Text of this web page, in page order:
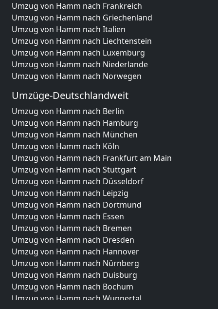
Umzug von Hamm nach Frankreich
Umzug von Hamm nach Griechenland
Umzug von Hamm nach Italien
Umzug von Hamm nach Liechtenstein
Umzug von Hamm nach Luxemburg
Umzug von Hamm nach Niederlande
Umzug von Hamm nach Norwegen
Umzüge-Deutschlandweit
Umzug von Hamm nach Berlin
Umzug von Hamm nach Hamburg
Umzug von Hamm nach München
Umzug von Hamm nach Köln
Umzug von Hamm nach Frankfurt am Main
Umzug von Hamm nach Stuttgart
Umzug von Hamm nach Düsseldorf
Umzug von Hamm nach Leipzig
Umzug von Hamm nach Dortmund
Umzug von Hamm nach Essen
Umzug von Hamm nach Bremen
Umzug von Hamm nach Dresden
Umzug von Hamm nach Hannover
Umzug von Hamm nach Nürnberg
Umzug von Hamm nach Duisburg
Umzug von Hamm nach Bochum
Umzug von Hamm nach Wuppertal